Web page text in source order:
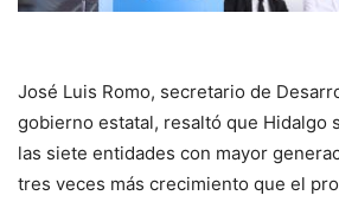
José Luis Romo, secretario de
gobierno estatal, resaltó que Hidalgo
las siete entidades con mayor
tres veces más crecimiento que el